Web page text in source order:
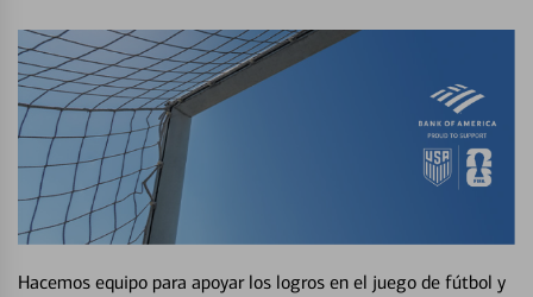
Hacemos equipo para apoyar los logros en el juego de fútbol y